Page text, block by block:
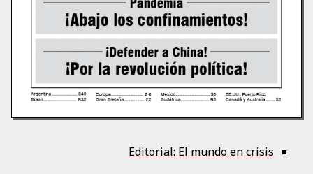
Editorial: El mundo en crisis